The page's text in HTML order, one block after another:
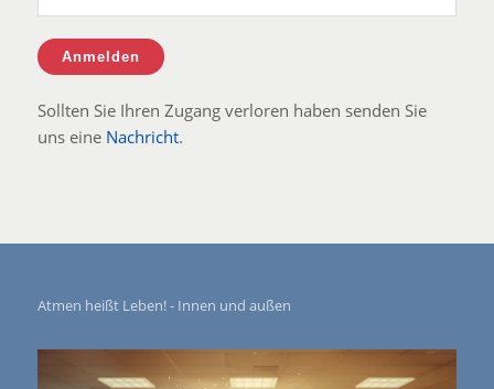
Sollten Sie Ihren Zugang verloren haben senden Sie
uns eine Nachricht.
Atmen heißt Leben! - Innen und außen